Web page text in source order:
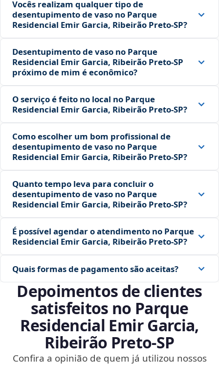
Vocês realizam qualquer tipo de
desentupimento de vaso no Parque
Residencial Emir Garcia, Ribeirão Preto‑SP?
Desentupimento de vaso no Parque
Residencial Emir Garcia, Ribeirão Preto‑SP
próximo de mim é econômico?
O serviço é feito no local no Parque
Residencial Emir Garcia, Ribeirão Preto‑SP?
Como escolher um bom profissional de
desentupimento de vaso no Parque
Residencial Emir Garcia, Ribeirão Preto‑SP?
Quanto tempo leva para concluir o
desentupimento de vaso no Parque
Residencial Emir Garcia, Ribeirão Preto‑SP?
É possível agendar o atendimento no Parque
Residencial Emir Garcia, Ribeirão Preto‑SP?
Quais formas de pagamento são aceitas?
Depoimentos de clientes
satisfeitos no Parque
Residencial Emir Garcia,
Ribeirão Preto‑SP
Confira a opinião de quem já utilizou nossos